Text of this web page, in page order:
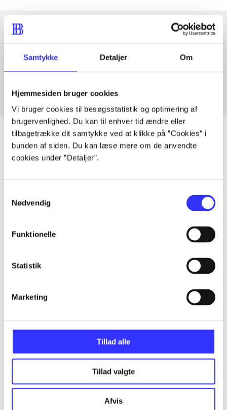
Samtykke Detaljer Om
Hjemmesiden bruger cookies
Vi bruger cookies til besøgsstatistik og optimering af
brugervenlighed. Du kan til enhver tid ændre eller
tilbagetrække dit samtykke ved at klikke på ”Cookies” i
bunden af siden. Du kan læse mere om de anvendte
cookies under ”Detaljer”.
Nødvendig
Funktionelle
Statistik
Marketing
Tillad alle
Tillad valgte
Afvis
Artikler med samme emner